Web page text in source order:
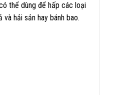
thể dùng để hấp các loại
hải sản hay bánh bao.